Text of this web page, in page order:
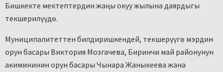
Бишкекте мектептердин жаңы окуу жылына даярдыгы
текшерилүүдө.
Муниципалитеттен билдиришкендей, текшерүүгө мэрдин
орун басары Виктория Мозгачева, Биринчи май районунун
акимининин орун басары Чынара Жаныкеева жана